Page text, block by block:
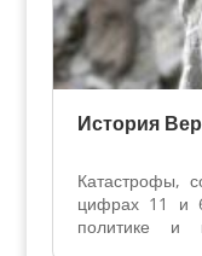
История
Катастрофы,
цифрах 11 и
политике и